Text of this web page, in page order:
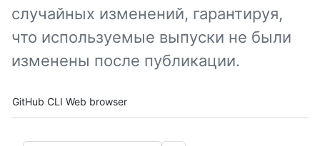
случайных изменений, гарантируя,
что используемые выпуски не были
изменены после публикации.
Tool navigation
GitHub CLI Web browser